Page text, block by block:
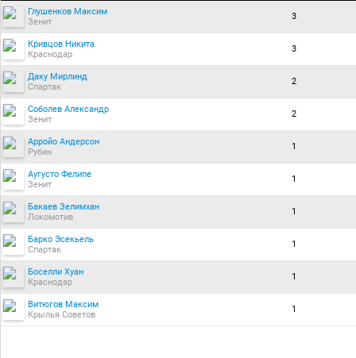
Глушенков Максим
Зенит
3
Кривцов Никита
Краснодар
3
Даку Мирлинд
Спартак
2
Соболев Александр
Зенит
2
Арройо Андерсон
Рубин
1
Аугусто Фелипе
Зенит
1
Бакаев Зелимхан
Локомотив
1
Барко Эсекьель
Спартак
1
Боселли Хуан
Краснодар
1
Витюгов Максим
Крылья Советов
1